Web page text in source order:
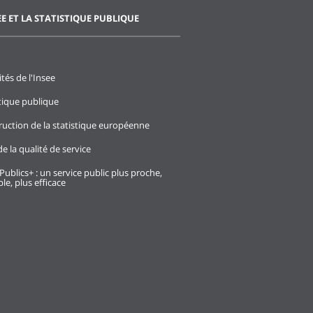
ET LA STATISTIQUE PUBLIQUE
de l'Insee
publique
de la statistique européenne
la qualité de service
: un service public plus proche,
plus efficace